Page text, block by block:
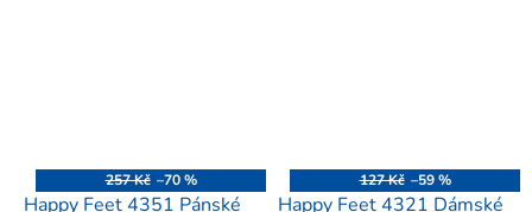
257 Kč –70 %
Happy Feet 4351 Pánské
127 Kč –59 %
Happy Feet 4321 Dámské